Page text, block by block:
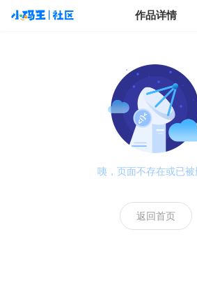
作品详情
咦，页面不存在或已被
返回首页